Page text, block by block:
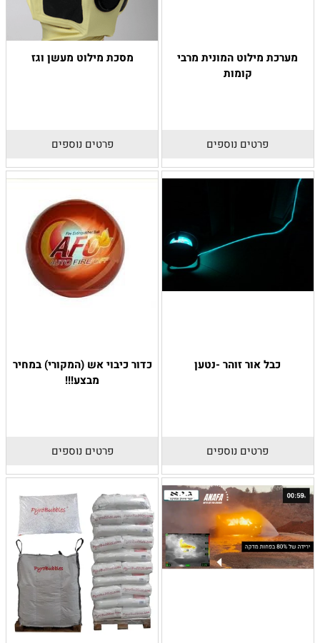
מערכת מילוט המונית מרבי
קומות
פרטים נוספים
מסכת מילוט מעשן וגז
פרטים נוספים
כבל אור זוהר -נטען
פרטים נוספים
כדור כיבוי אש (המקורי) במחיר
מבצע!!!
פרטים נוספים